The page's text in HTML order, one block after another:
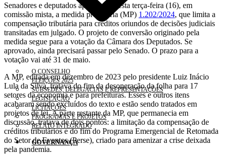
O CONSELHO
ELEIÇÕES 2025
SUBSEDES, DELEGACIAS E REPRESENTAÇÕES
LEGISLAÇÃO
LICITAÇÕES
PROGRAMAS E PROJETOS
RELATO INTEGRADO
GOVERNANÇA
Senadores e deputados aprovaram nesta terça-feira (16), em
comissão mista, a medida provisória (MP) 1.202/2024, que limita a
compensação tributária para créditos oriundos de decisões judiciais
transitadas em julgado. O projeto de conversão originado pela
medida segue para a votação da Câmara dos Deputados. Se
aprovado, ainda precisará passar pelo Senado. O prazo para a
votação vai até 31 de maio.
A MP, editada em dezembro de 2023 pelo presidente Luiz Inácio
Lula da Silva, tratava do fim da desoneração da folha para 17
setores da economia e para prefeituras. Esses e outros itens
acabaram sendo excluídos do texto e estão sendo tratados em
projetos de lei. A parte restante da MP, que permanecia em
discussão, tratava de dois pontos: a limitação da compensação de
créditos tributários e do fim do Programa Emergencial de Retomada
do Setor de Eventos (Perse), criado para amenizar a crise deixada
pela pandemia.